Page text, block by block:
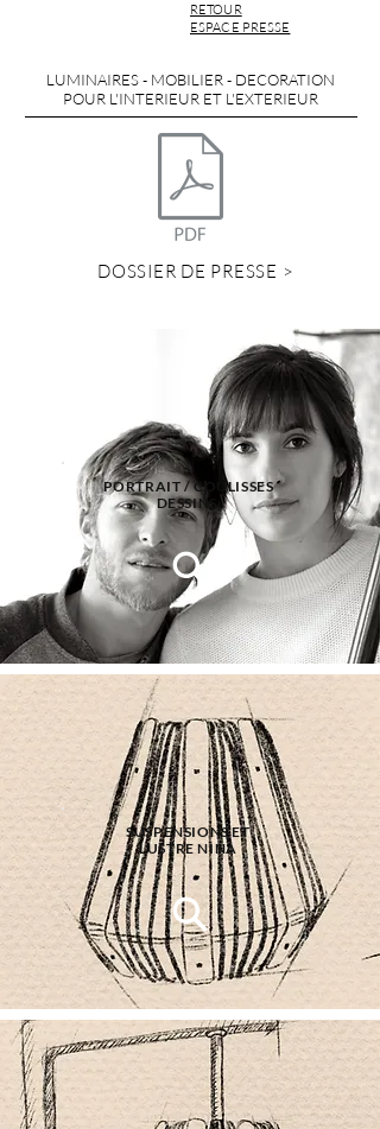
RETOUR
ESPACE PRESSE
LUMINAIRES - MOBILIER - DECORATION
POUR L'INTERIEUR ET L'EXTERIEUR
DOSSIER DE PRESSE >
PORTRAIT / COULISSES
DESSINS
SUSPENSIONS ET
LUSTRENINA